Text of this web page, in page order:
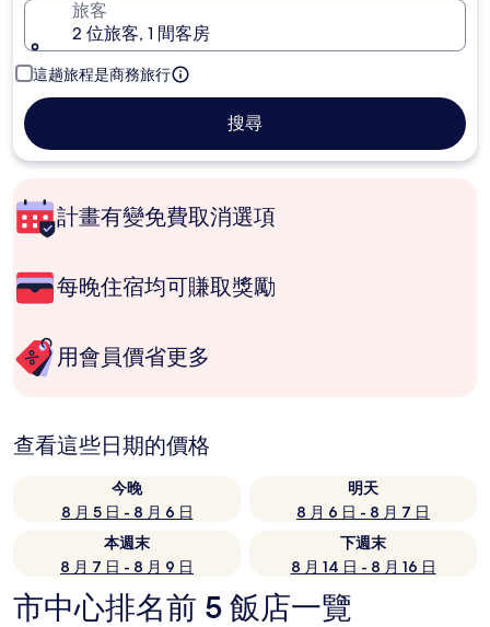
旅客
2 位旅客, 1 間客房
這趟旅程是商務旅行
搜尋
計畫有變免費取消選項
每晚住宿均可賺取獎勵
用會員價省更多
查看這些日期的價格
今晚
8 月 5 日 - 8 月 6 日
明天
8 月 6 日 - 8 月 7 日
本週末
8 月 7 日 - 8 月 9 日
下週末
8 月 14 日 - 8 月 16 日
市中心排名前 5 飯店一覽